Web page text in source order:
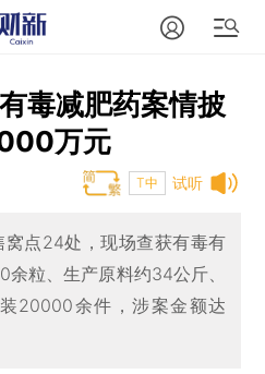
毒减肥药案情披
万元
试听
T中
点24处，现场查获有毒有
粒、生产原料约34公斤、
20000余件，涉案金额达